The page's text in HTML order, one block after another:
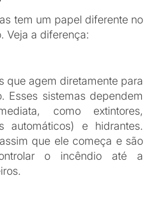
tipos de sistemas
incêndio
as diferenças, vamos
que fazem parte da
contra incêndios:
ficam instalados
estrutura do prédio e são
ou sob demanda.